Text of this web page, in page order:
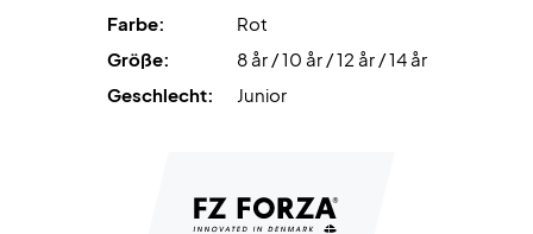
Farbe:
Rot
Größe:
8 år / 10 år / 12 år / 14 år
Geschlecht:
Junior